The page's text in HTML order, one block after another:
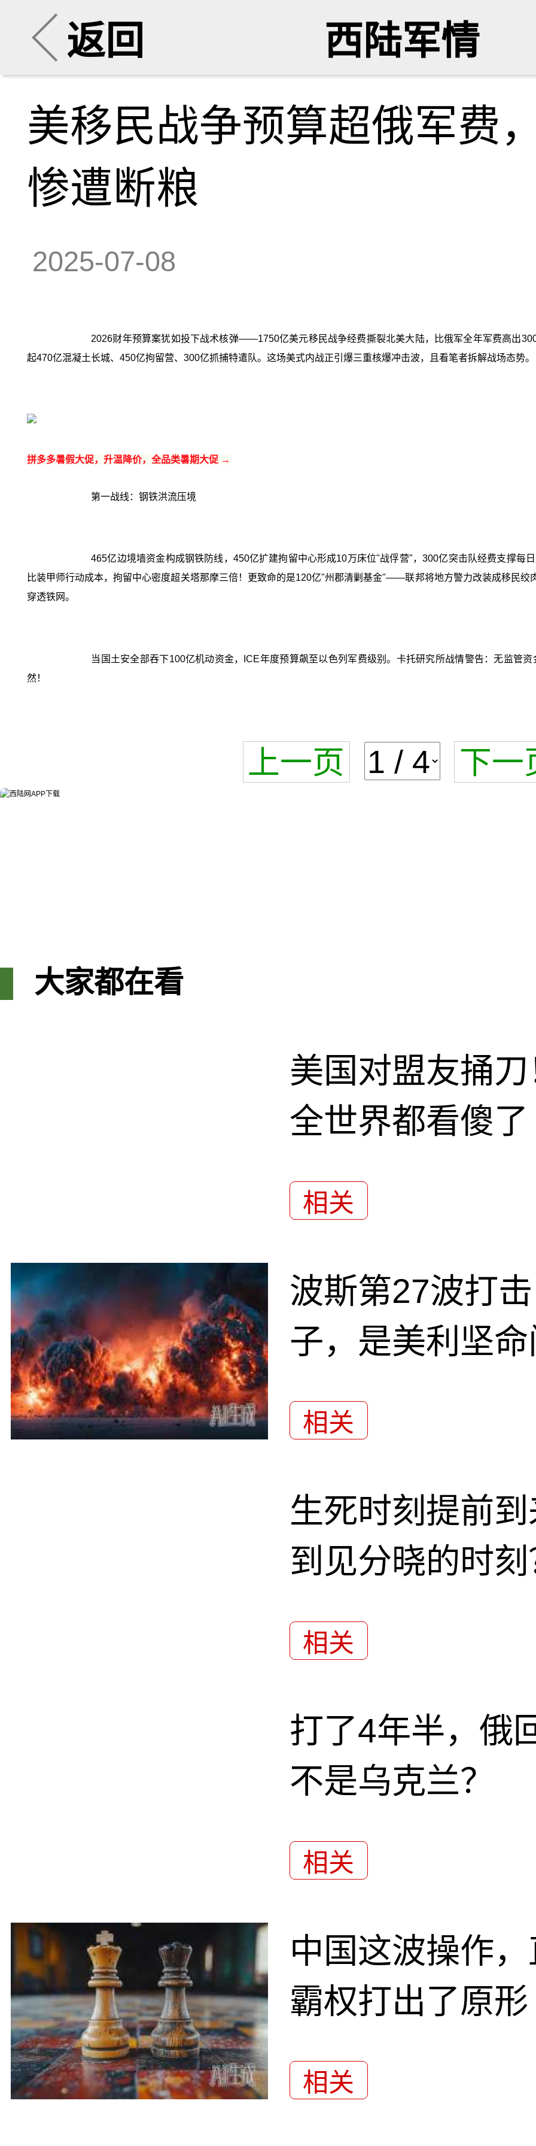
返回 西陆军情
美移民战争预算超俄军费
惨遭断粮
2025-07-08
2026财年预算案犹如投下战术核弹——1750亿美元移民战争经费撕裂北美大陆，比俄军全年军费高出
起470亿混凝土长城、450亿拘留营、300亿抓捕特遣队。这场美式内战正引爆三重核爆冲击波，且看笔者拆解战场态势。
拼多多暑假大促，升温降价，全品类暑期大促 →
第一战线：钢铁洪流压境
465亿边境墙资金构成钢铁防线，450亿扩建拘留中心形成10万床位"战俘营"，300亿突击队经费支撑每
比装甲师行动成本，拘留中心密度超关塔那摩三倍！更致命的是120亿"州郡清剿基金"——联邦将地方警力改装成移民绞
穿透铁网。
当国土安全部吞下100亿机动资金，ICE年度预算飙至以色列军费级别。卡托研究所战情警告：无监管
然！
上一页 下一
大家都在看
美国对盟友捅刀
全世界都看傻了
相关
波斯第27波打
子，是美利坚命
相关
生死时刻提前
到见分晓的时刻
相关
打了4年半，俄
不是乌克兰？
相关
中国这波操作
霸权打出了原形
相关